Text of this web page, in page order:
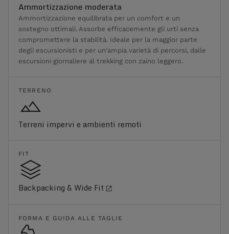
Ammortizzazione moderata
Ammortizzazione equilibrata per un comfort e un
sostegno ottimali. Assorbe efficacemente gli urti senza
compromettere la stabilità. Ideale per la maggior parte
degli escursionisti e per un'ampia varietà di percorsi, dalle
escursioni giornaliere al trekking con zaino leggero.
TERRENO
Terreni impervi e ambienti remoti
FIT
Backpacking & Wide Fit
FORMA E GUIDA ALLE TAGLIE